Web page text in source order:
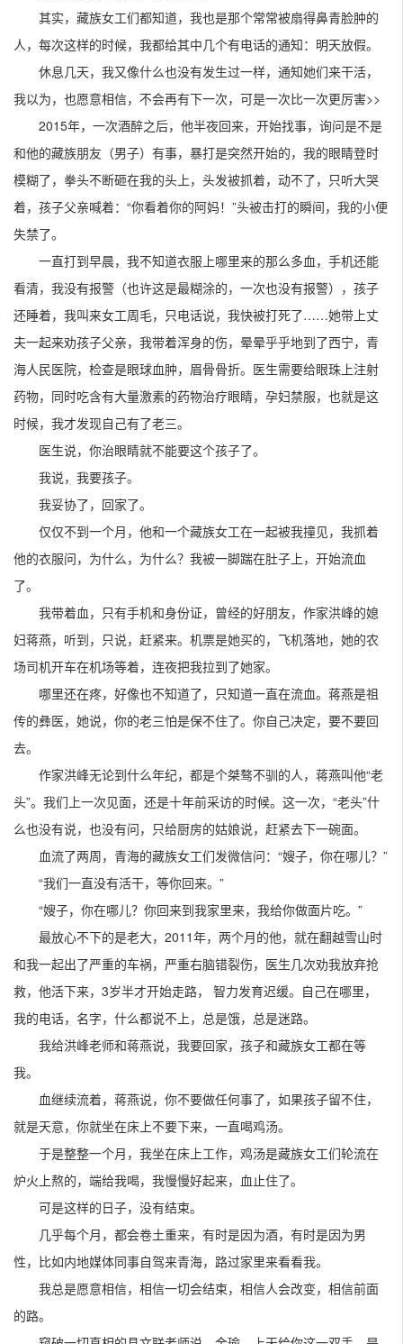
其实，藏族女工们都知道，我也是那个常常被扇得鼻青脸肿的
人，每次这样的时候，我都给其中几个有电话的通知：明天放假。
休息几天，我又像什么也没有发生过一样，通知她们来干活，
我以为，也愿意相信，不会再有下一次，可是一次比一次更厉害>>
2015年，一次酒醉之后，他半夜回来，开始找事，询问是不是
和他的藏族朋友（男子）有事，暴打是突然开始的，我的眼睛登时
模糊了，拳头不断砸在我的头上，头发被抓着，动不了，只听大哭
着，孩子父亲喊着：“你看着你的阿妈！”头被击打的瞬间，我的小便
失禁了。
一直打到早晨，我不知道衣服上哪里来的那么多血，手机还能
看清，我没有报警（也许这是最糊涂的，一次也没有报警），孩子
还睡着，我叫来女工周毛，只电话说，我快被打死了……她带上丈
夫一起来劝孩子父亲，我带着浑身的伤，晕晕乎乎地到了西宁，青
海人民医院，检查是眼球血肿，眉骨骨折。医生需要给眼珠上注射
药物，同时吃含有大量激素的药物治疗眼睛，孕妇禁服，也就是这
时候，我才发现自己有了老三。
医生说，你治眼睛就不能要这个孩子了。
我说，我要孩子。
我妥协了，回家了。
仅仅不到一个月，他和一个藏族女工在一起被我撞见，我抓着
他的衣服问，为什么，为什么？我被一脚踹在肚子上，开始流血
了。
我带着血，只有手机和身份证，曾经的好朋友，作家洪峰的媳
妇蒋燕，听到，只说，赶紧来。机票是她买的，飞机落地，她的农
场司机开车在机场等着，连夜把我拉到了她家。
哪里还在疼，好像也不知道了，只知道一直在流血。蒋燕是祖
传的彝医，她说，你的老三怕是保不住了。你自己决定，要不要回
去。
作家洪峰无论到什么年纪，都是个桀骜不驯的人，蒋燕叫他“老
头”。我们上一次见面，还是十年前采访的时候。这一次，“老头”什
么也没有说，也没有问，只给厨房的姑娘说，赶紧去下一碗面。
血流了两周，青海的藏族女工们发微信问：“嫂子，你在哪儿？”
“我们一直没有活干，等你回来。”
“嫂子，你在哪儿？你回来到我家里来，我给你做面片吃。”
最放心不下的是老大，2011年，两个月的他，就在翻越雪山时
和我一起出了严重的车祸，严重右脑错裂伤，医生几次劝我放弃抢
救，他活下来，3岁半才开始走路， 智力发育迟缓。自己在哪里，
我的电话，名字，什么都说不上，总是饿，总是迷路。
我给洪峰老师和蒋燕说，我要回家，孩子和藏族女工都在等
我。
血继续流着，蒋燕说，你不要做任何事了，如果孩子留不住，
就是天意，你就坐在床上不要下来，一直喝鸡汤。
于是整整一个月，我坐在床上工作，鸡汤是藏族女工们轮流在
炉火上熬的，端给我喝，我慢慢好起来，血止住了。
可是这样的日子，没有结束。
几乎每个月，都会卷土重来，有时是因为酒，有时是因为男
性，比如内地媒体同事自驾来青海，路过家里来看看我。
我总是愿意相信，相信一切会结束，相信人会改变，相信前面
的路。